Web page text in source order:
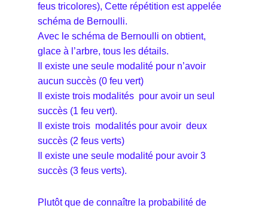
feus tricolores), Cette répétition est appelée
schéma de Bernoulli.
Avec le schéma de Bernoulli on obtient,
glace à l’arbre, tous les détails.
Il existe une seule modalité pour n’avoir
aucun succès (0 feu vert)
Il existe trois modalités pour avoir un seul
succès (1 feu vert).
Il existe trois modalités pour avoir deux
succès (2 feus verts)
Il existe une seule modalité pour avoir 3
succès (3 feus verts).
Plutôt que de connaître la probabilité de